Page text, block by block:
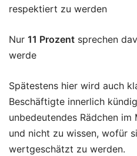
respektiert zu werden
Nur 11 Prozent sprechen
werde
Spätestens hier wird auch
Beschäftigte innerlich
unbedeutendes Rädchen im
und nicht zu wissen, wofür
wertgeschätzt zu werden.